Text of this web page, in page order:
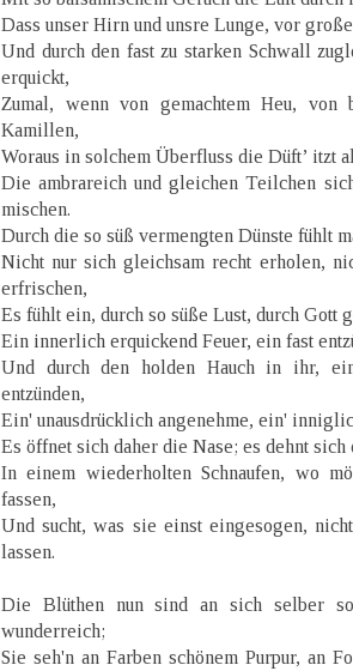
Dass unser Hirn und unsre Lunge, vor
Und durch den fast zu starken Schwall
erquickt,
Zumal, wenn von gemachtem Heu, von
Kamillen,
Woraus in solchem Überfluss die Düft’ itzt
Die ambrareich und gleichen Teilchen
mischen.
Durch die so süß vermengten Dünste fühlt
Nicht nur sich gleichsam recht erholen,
erfrischen,
Es fühlt ein, durch so süße Lust, durch Gott
Ein innerlich erquickend Feuer, ein fast
Und durch den holden Hauch in ihr,
entzünden,
Ein' unausdrücklich angenehme, ein'
Es öffnet sich daher die Nase; es dehnt
In einem wiederholten Schnaufen, wo
fassen,
Und sucht, was sie einst eingesogen,
lassen.
Die Blüthen nun sind an sich selber
wunderreich;
Sie seh'n an Farben schönem Purpur, an